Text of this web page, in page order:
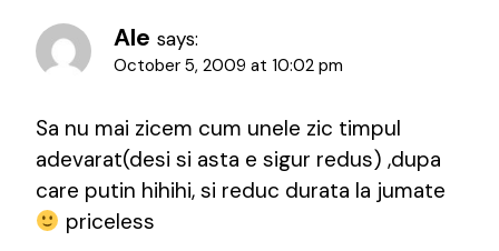
Ale says:
October 5, 2009 at 10:02 pm
Sa nu mai zicem cum unele zic timpul
adevarat(desi si asta e sigur redus) ,dupa
care putin hihihi, si reduc durata la jumate
priceless